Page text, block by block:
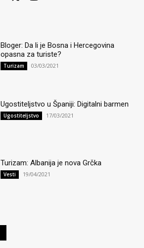
Bloger: Da li je Bosna i Hercegovina
opasna za turiste?
Turizam 03/03/2021
Ugostiteljstvo u Španiji: Digitalni barmen
Ugostiteljstvo 17/03/2021
Turizam: Albanija je nova Grčka
Vesti 19/04/2021